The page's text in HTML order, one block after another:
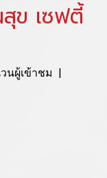
ข เซฟตี้
นผู้เข้าชม |